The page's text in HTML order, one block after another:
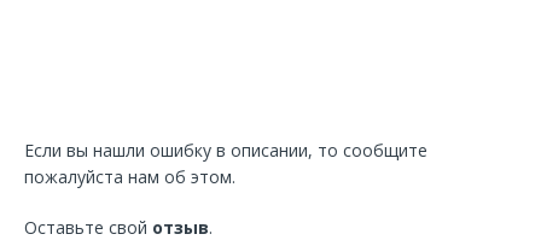
Если вы нашли ошибку в описании, то сообщите
пожалуйста нам об этом.
Оставьте свой отзыв.